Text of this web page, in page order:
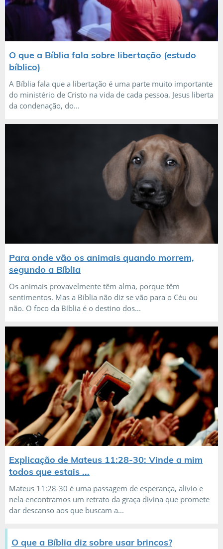
O que a Bíblia fala sobre libertação (estudo
bíblico)
A Bíblia fala que a libertação é uma parte muito importante
do ministério de Cristo na vida de cada pessoa. Jesus liberta
da condenação, do...
Para onde vão os animais quando morrem,
segundo a Bíblia
Os animais provavelmente têm alma, porque têm
sentimentos. Mas a Bíblia não diz se vão para o Céu ou
não. O foco da Bíblia é o destino dos...
Explicação de Mateus 11:28-30: Vinde a mim
todos que estais ...
Mateus 11:28-30 é uma passagem de esperança, alívio e
nela encontramos um retrato da graça divina que promete
dar descanso aos que buscam a...
O que a Bíblia diz sobre usar brincos?